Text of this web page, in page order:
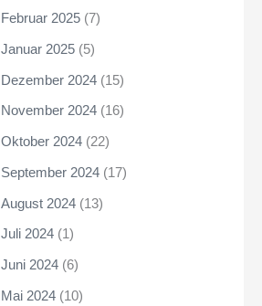
Februar 2025 (7)
Januar 2025 (5)
Dezember 2024 (15)
November 2024 (16)
Oktober 2024 (22)
September 2024 (17)
August 2024 (13)
Juli 2024 (1)
Juni 2024 (6)
Mai 2024 (10)